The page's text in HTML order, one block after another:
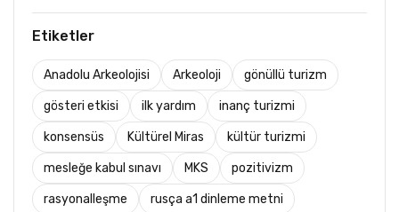
Etiketler
Anadolu Arkeolojisi Arkeoloji gönüllü turizm
gösteri etkisi ilk yardım inanç turizmi
konsensüs Kültürel Miras kültür turizmi
mesleğe kabul sınavı MKS pozitivizm
rasyonalleşme rusça a1 dinleme metni